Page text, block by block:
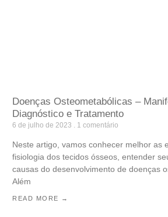
Doenças Osteometabólicas –
Diagnóstico e Tratamento
6 de julho de 2023 1 comentário
Neste artigo, vamos conhecer melhor as
fisiologia dos tecidos ósseos, entender
causas do desenvolvimento de doenças
Além
READ MORE →